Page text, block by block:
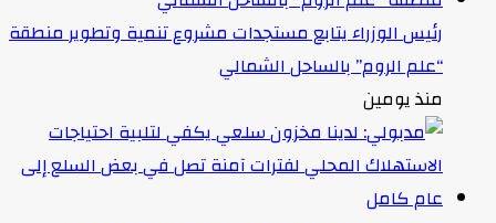
رئيس الوزراء يتابع مستجدات مشروع تنمية وتطوير منطقة
“علم الروم” بالساحل الشمالي
منذ يومين